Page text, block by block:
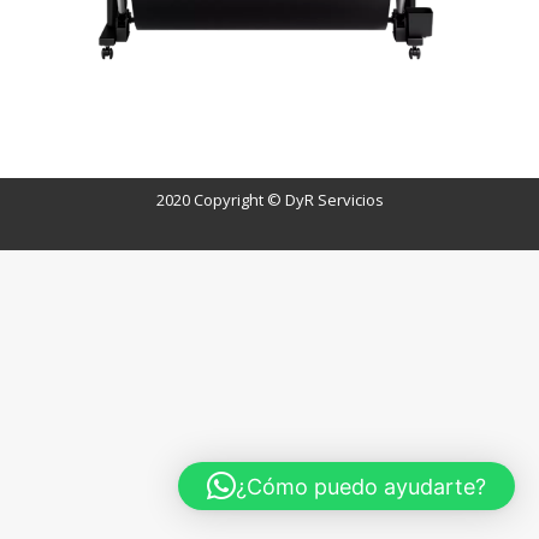
2020 Copyright © DyR Servicios
¿Cómo puedo ayudarte?